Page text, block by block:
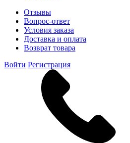
Отзывы
Вопрос-ответ
Условия заказа
Доставка и оплата
Возврат товара
Войти Регистрация